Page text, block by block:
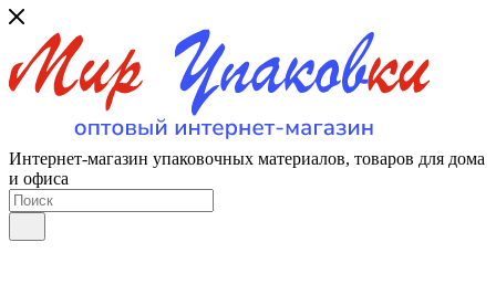
Интернет-магазин упаковочных материалов, товаров для дома
и офиса